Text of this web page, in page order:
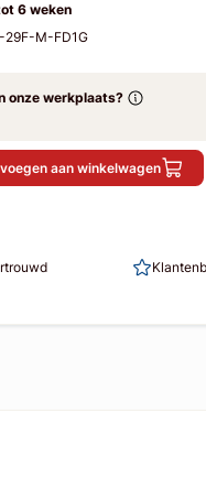
6 weken
M-FD1G
onze werkplaats?
aan winkelwagen